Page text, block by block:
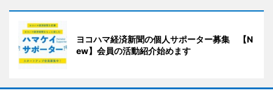
ヨコハマ経済新聞の個人サポーター募集 【N
ew】会員の活動紹介始めます